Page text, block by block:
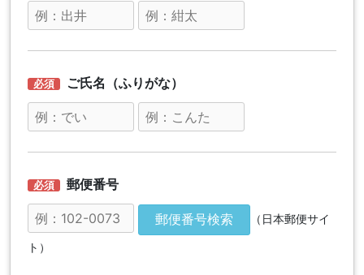
ご氏名（ふりがな）
郵便番号
郵便番号検索 （日本郵便サイ
ト ）